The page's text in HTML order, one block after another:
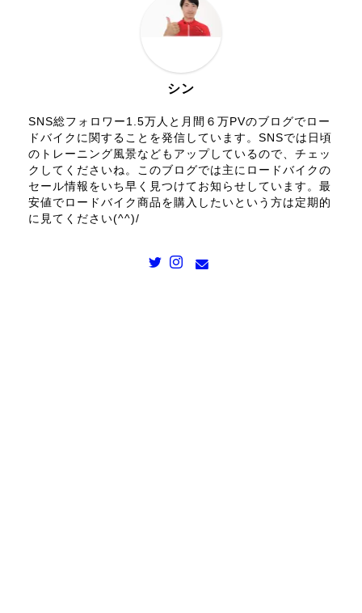
シン
SNS総フォロワー1.5万人と月間６万PVのブログでロー
ドバイクに関することを発信しています。SNSでは日頃
のトレーニング風景などもアップしているので、チェッ
クしてくださいね。このブログでは主にロードバイクの
セール情報をいち早く見つけてお知らせしています。最
安値でロードバイク商品を購入したいという方は定期的
に見てください(^^)/